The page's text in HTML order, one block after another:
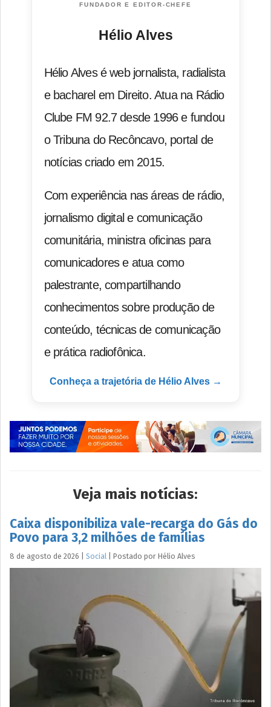
FUNDADOR E EDITOR-CHEFE
Hélio Alves
Hélio Alves é web jornalista, radialista
e bacharel em Direito. Atua na Rádio
Clube FM 92.7 desde 1996 e fundou
o Tribuna do Recôncavo, portal de
notícias criado em 2015.
Com experiência nas áreas de rádio,
jornalismo digital e comunicação
comunitária, ministra oficinas para
comunicadores e atua como
palestrante, compartilhando
conhecimentos sobre produção de
conteúdo, técnicas de comunicação
e prática radiofônica.
Conheça a trajetória de Hélio Alves →
Veja mais notícias:
Caixa disponibiliza vale-recarga do Gás do
Povo para 3,2 milhões de famílias
8 de agosto de 2026 Social Postado por Hélio Alves